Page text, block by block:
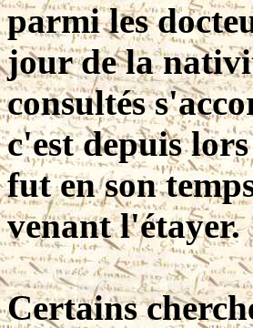
parmi les
jour de la
consultés
c'est depuis
fut en son
venant l'étayer.
Certains